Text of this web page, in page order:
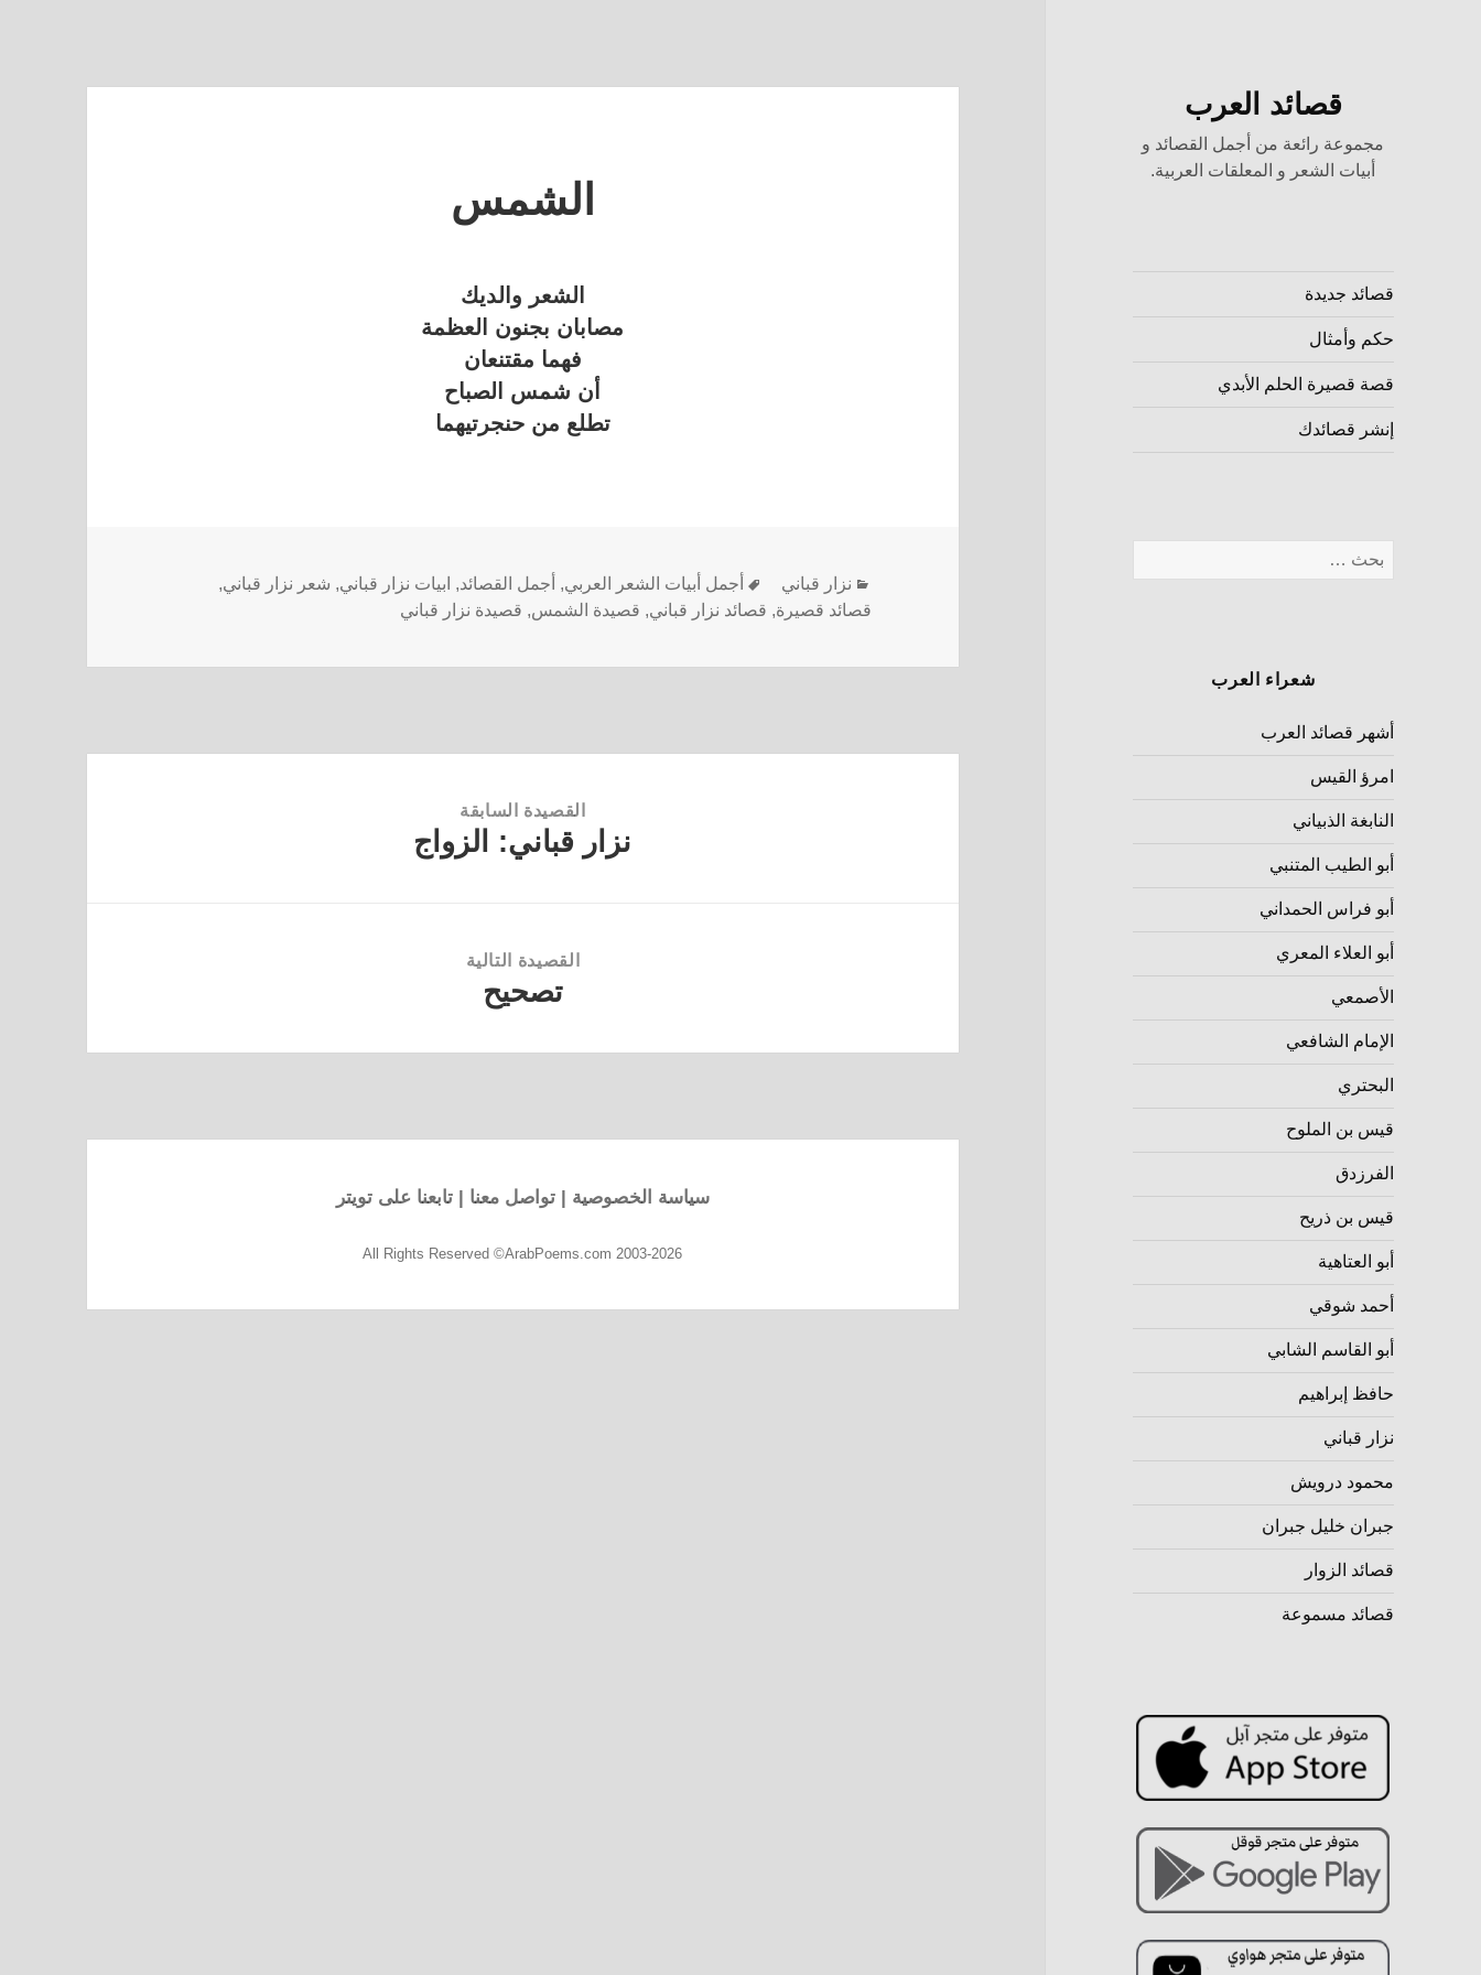
قصائد العرب
مجموعة رائعة من أجمل القصائد و
أبيات الشعر و المعلقات العربية.
قصائد جديدة
حكم وأمثال
قصة قصيرة الحلم الأبدي
إنشر قصائدك
شعراء العرب
أشهر قصائد العرب
امرؤ القيس
النابغة الذبياني
أبو الطيب المتنبي
أبو فراس الحمداني
أبو العلاء المعري
الأصمعي
الإمام الشافعي
البحتري
قيس بن الملوح
الفرزدق
قيس بن ذريح
أبو العتاهية
أحمد شوقي
أبو القاسم الشابي
حافظ إبراهيم
نزار قباني
محمود درويش
جبران خليل جبران
قصائد الزوار
قصائد مسموعة
الشمس
الشعر والديك
مصابان بجنون العظمة
فهما مقتنعان
أن شمس الصباح
تطلع من حنجرتيهما
نزار قباني أجمل أبيات الشعر العربي, أجمل القصائد, ابيات نزار قباني, شعر نزار قباني,
قصائد قصيرة, قصائد نزار قباني, قصيدة الشمس, قصيدة نزار قباني
القصيدة السابقة
نزار قباني: الزواج
القصيدة التالية
تصحيح
سياسة الخصوصية |تواصل معنا |تابعنا على تويتر
All Rights Reserved ©ArabPoems.com 2003-2026